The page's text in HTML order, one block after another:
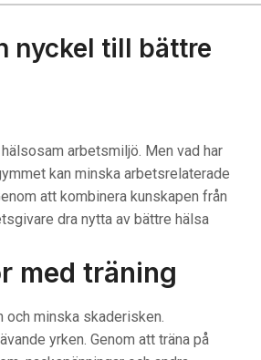
nyckel till bättre
arbetsmiljö. Men vad har
kan minska arbetsrelaterade
att kombinera kunskapen från
dra nytta av bättre hälsa
med träning
minska skaderisken.
yrken. Genom att träna på